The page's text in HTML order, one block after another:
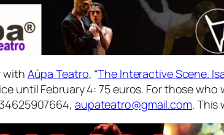
with Aúpa Teatro, “The Interactive Scene.
until February 4: 75 euros. For those
aupateatro@gmail.com. This